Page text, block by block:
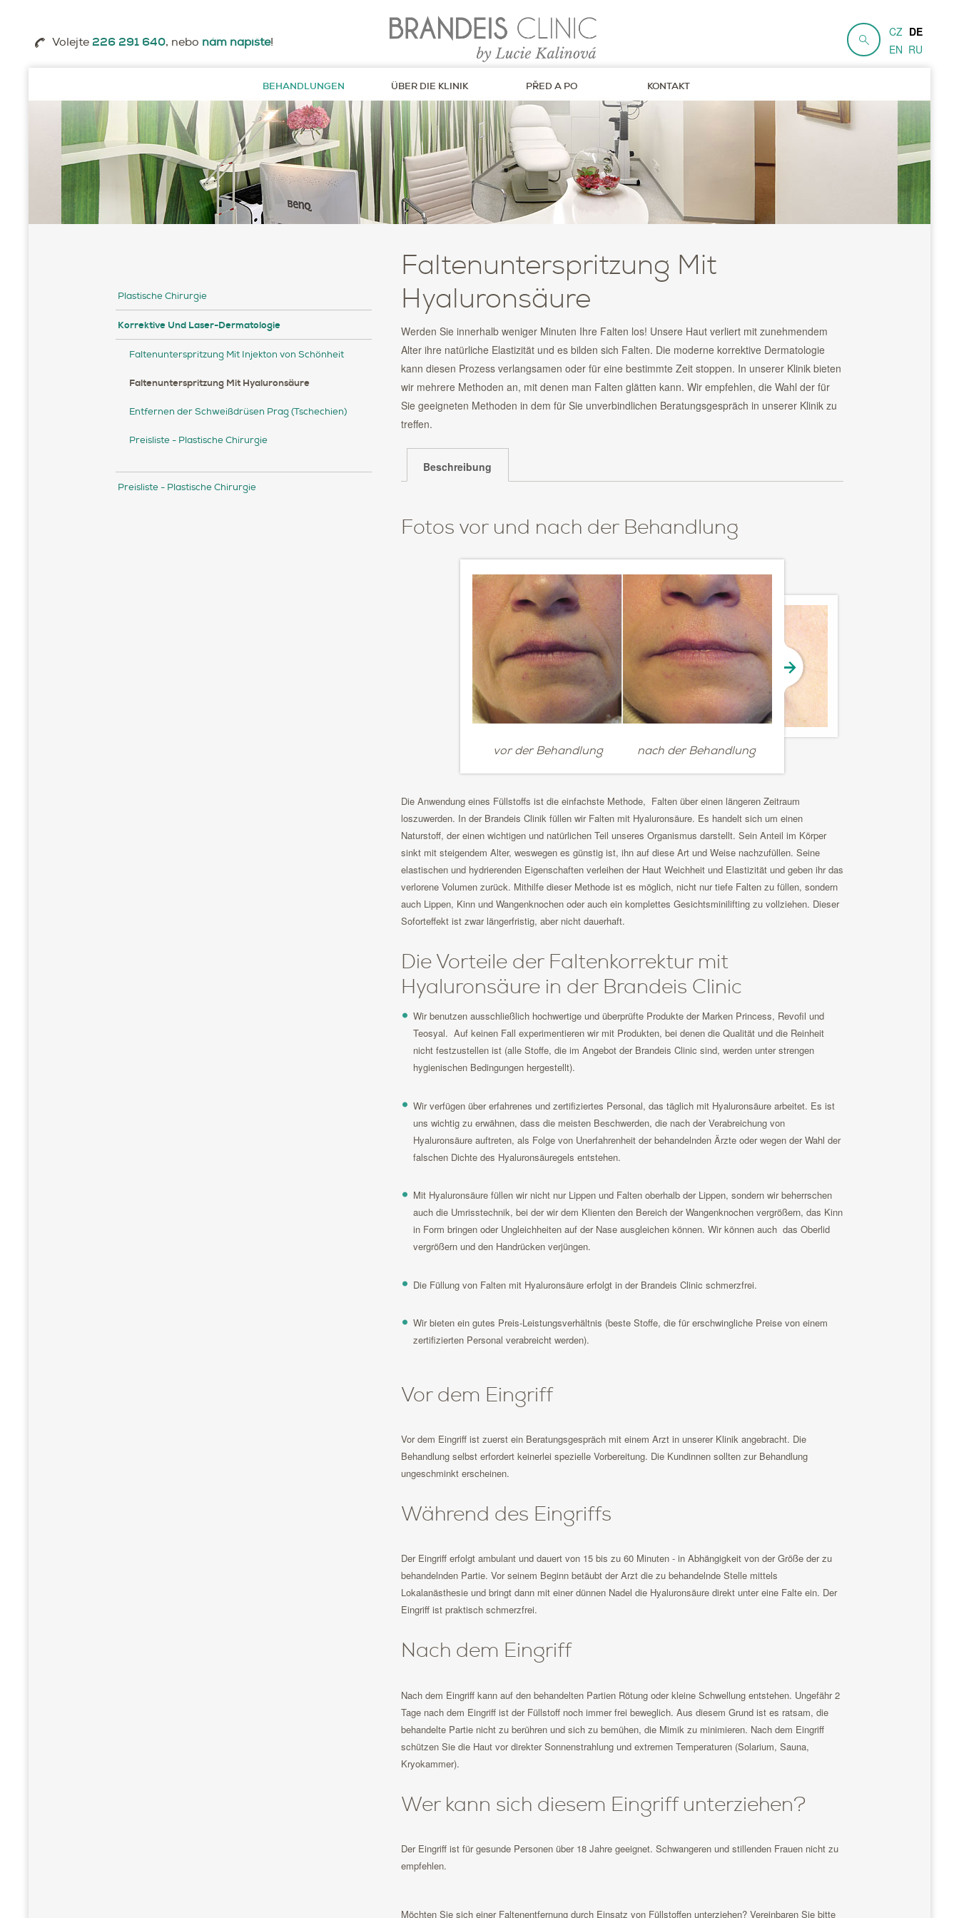
Faltenunterspritzung Mit
Hyaluronsäure
Werden Sie innerhalb weniger Minuten Ihre Falten los! Unsere Haut verliert mit zunehmendem
Alter ihre natürliche Elastizität und es bilden sich Falten. Die moderne korrektive Dermatologie
kann diesen Prozess verlangsamen oder für eine bestimmte Zeit stoppen. In unserer Klinik bieten
wir mehrere Methoden an, mit denen man Falten glätten kann. Wir empfehlen, die Wahl der für
Sie geeigneten Methoden in dem für Sie unverbindlichen Beratungsgespräch in unserer Klinik zu
treffen.
Beschreibung
Fotos vor und nach der Behandlung
vor der Behandlung nach der Behandlung
Die Anwendung eines Füllstoffs ist die einfachste Methode, Falten über einen längeren Zeitraum
loszuwerden. In der Brandeis Clinik füllen wir Falten mit Hyaluronsäure. Es handelt sich um einen
Naturstoff, der einen wichtigen und natürlichen Teil unseres Organismus darstellt. Sein Anteil im Körper
sinkt mit steigendem Alter, weswegen es günstig ist, ihn auf diese Art und Weise nachzufüllen. Seine
elastischen und hydrierenden Eigenschaften verleihen der Haut Weichheit und Elastizität und geben ihr das
verlorene Volumen zurück. Mithilfe dieser Methode ist es möglich, nicht nur tiefe Falten zu füllen, sondern
auch Lippen, Kinn und Wangenknochen oder auch ein komplettes Gesichtsminilifting zu vollziehen. Dieser
Soforteffekt ist zwar längerfristig, aber nicht dauerhaft.
Die Vorteile der Faltenkorrektur mit
Hyaluronsäure in der Brandeis Clinic
Wir benutzen ausschließlich hochwertige und überprüfte Produkte der Marken Princess, Revofil und
Teosyal. Auf keinen Fall experimentieren wir mit Produkten, bei denen die Qualität und die Reinheit
nicht festzustellen ist (alle Stoffe, die im Angebot der Brandeis Clinic sind, werden unter strengen
hygienischen Bedingungen hergestellt).
Wir verfügen über erfahrenes und zertifiziertes Personal, das täglich mit Hyaluronsäure arbeitet. Es ist
uns wichtig zu erwähnen, dass die meisten Beschwerden, die nach der Verabreichung von
Hyaluronsäure auftreten, als Folge von Unerfahrenheit der behandelnden Ärzte oder wegen der Wahl der
falschen Dichte des Hyaluronsäuregels entstehen.
Mit Hyaluronsäure füllen wir nicht nur Lippen und Falten oberhalb der Lippen, sondern wir beherrschen
auch die Umrisstechnik, bei der wir dem Klienten den Bereich der Wangenknochen vergrößern, das Kinn
in Form bringen oder Ungleichheiten auf der Nase ausgleichen können. Wir können auch das Oberlid
vergrößern und den Handrücken verjüngen.
Die Füllung von Falten mit Hyaluronsäure erfolgt in der Brandeis Clinic schmerzfrei.
Wir bieten ein gutes Preis-Leistungsverhältnis (beste Stoffe, die für erschwingliche Preise von einem
zertifizierten Personal verabreicht werden).
Vor dem Eingriff
Vor dem Eingriff ist zuerst ein Beratungsgespräch mit einem Arzt in unserer Klinik angebracht. Die
Behandlung selbst erfordert keinerlei spezielle Vorbereitung. Die Kundinnen sollten zur Behandlung
ungeschminkt erscheinen.
Während des Eingriffs
Der Eingriff erfolgt ambulant und dauert von 15 bis zu 60 Minuten - in Abhängigkeit von der Größe der zu
behandelnden Partie. Vor seinem Beginn betäubt der Arzt die zu behandelnde Stelle mittels
Lokalanästhesie und bringt dann mit einer dünnen Nadel die Hyaluronsäure direkt unter eine Falte ein. Der
Eingriff ist praktisch schmerzfrei.
Nach dem Eingriff
Nach dem Eingriff kann auf den behandelten Partien Rötung oder kleine Schwellung entstehen. Ungefähr 2
Tage nach dem Eingriff ist der Füllstoff noch immer frei beweglich. Aus diesem Grund ist es ratsam, die
behandelte Partie nicht zu berühren und sich zu bemühen, die Mimik zu minimieren. Nach dem Eingriff
schützen Sie die Haut vor direkter Sonnenstrahlung und extremen Temperaturen (Solarium, Sauna,
Kryokammer).
Wer kann sich diesem Eingriff unterziehen?
Der Eingriff ist für gesunde Personen über 18 Jahre geeignet. Schwangeren und stillenden Frauen nicht zu
empfehlen.
Möchten Sie sich einer Faltenentfernung durch Einsatz von Füllstoffen unterziehen? Vereinbaren Sie bitte
Plastische Chirurgie
Korrektive Und Laser-Dermatologie
Faltenunterspritzung Mit Injekton von Schönheit
Faltenunterspritzung Mit Hyaluronsäure
Entfernen der Schweißdrüsen Prag (Tschechien)
Preisliste - Plastische Chirurgie
Preisliste - Plastische Chirurgie
BEHANDLUNGEN ÜBER DIE KLINIK PŘED A PO KONTAKT
CZ DE
EN RU
Volejte 226 291 640, nebo nám napište!